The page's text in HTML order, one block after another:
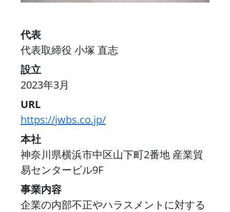
代表
代表取締役 小塚 直志
設立
2023年3月
URL
https://jwbs.co.jp/
本社
神奈川県横浜市中区山下町2番地 産業貿
易センタービル9F
事業内容
企業の内部不正やハラスメントに対する